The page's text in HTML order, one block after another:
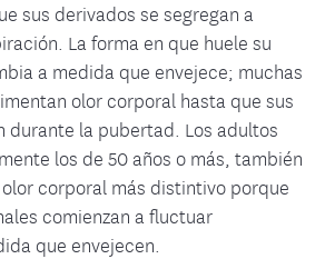
sus derivados se segregan a
La forma en que huele su
a medida que envejece; muchas
olor corporal hasta que sus
durante la pubertad. Los adultos
los de 50 años o más, también
corporal más distintivo porque
comienzan a fluctuar
que envejecen.